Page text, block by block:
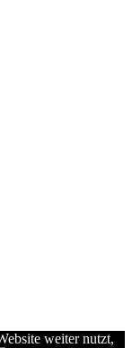
weiter nutzt,